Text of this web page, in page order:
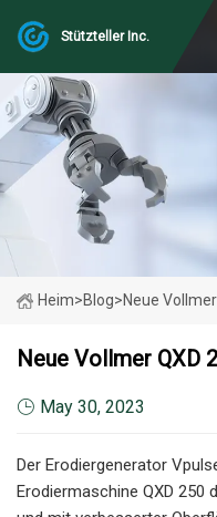
Stützteller Inc.
Heim>Blog>Neue
Neue Vollmer QXD
May 30, 2023
Der Erodiergenerator
Erodiermaschine QXD 250